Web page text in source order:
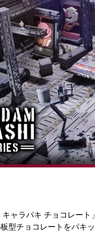
キャラパキ チョコレート」
型チョコレートをパキ